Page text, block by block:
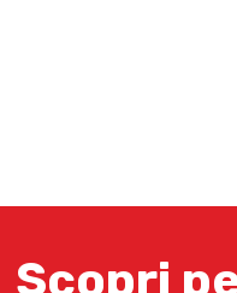
Scopri